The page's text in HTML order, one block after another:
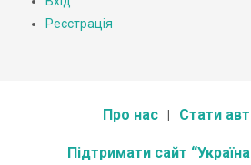
Реєстрація
Про нас Стати
Підтримати сайт “Україна